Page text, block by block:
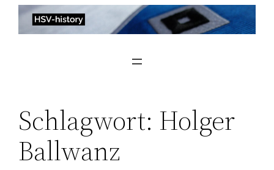
Zum
Inhalt
Schlagwort: Holger
Ballwanz